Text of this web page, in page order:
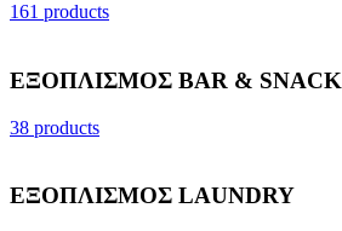
161 products
ΕΞΟΠΛΙΣΜΟΣ BAR & SNACK
38 products
ΕΞΟΠΛΙΣΜΟΣ LAUNDRY